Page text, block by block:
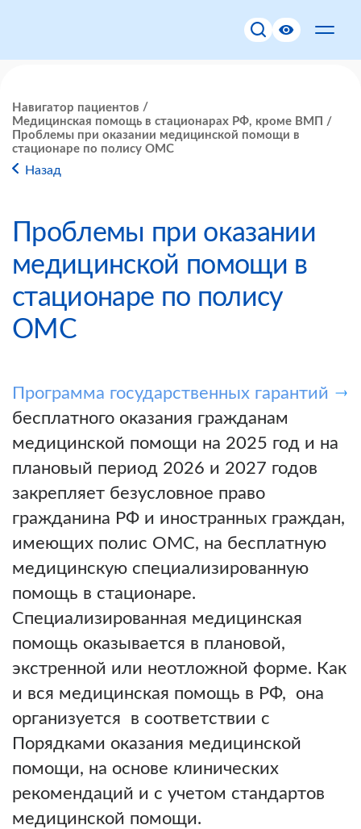
Навигатор пациентов
Медицинская помощь в стационарах РФ, кроме ВМП
Проблемы при оказании медицинской помощи в
стационаре по полису ОМС
Назад
Проблемы при оказании
медицинской помощи в
стационаре по полису
ОМС
Программа государственных гарантий
бесплатного оказания гражданам
медицинской помощи на 2025 год и на
плановый период 2026 и 2027 годов
закрепляет безусловное право
гражданина РФ и иностранных граждан,
имеющих полис ОМС, на бесплатную
медицинскую специализированную
помощь в стационаре.
Специализированная медицинская
помощь оказывается в плановой,
экстренной или неотложной форме. Как
и вся медицинская помощь в РФ, она
организуется в соответствии с
Порядками оказания медицинской
помощи, на основе клинических
рекомендаций и с учетом стандартов
медицинской помощи.